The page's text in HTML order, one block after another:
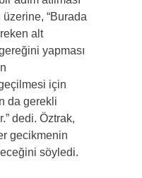
“Burada
alt
yapması
için
da gerekli
dedi. Öztrak,
gecikmenin
söyledi.